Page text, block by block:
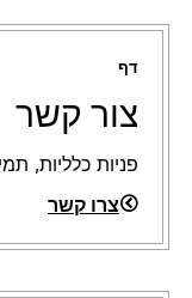
דף
צור קשר
פניות כלליות,
צרו קשר